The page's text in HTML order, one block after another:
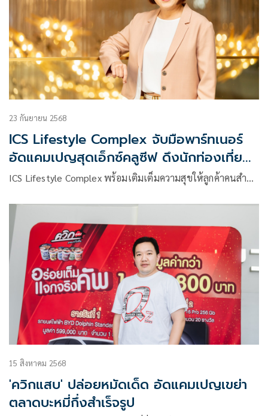
23 กันยายน 2568
ICS Lifestyle Complex จับมือพาร์ทเนอร์
อัดแคมเปญสุดเอ็กซ์คลูซีฟ ดึงนักท่องเที่ยว
ไทย-ต่างชาติเข้าใช้บริการ
ICS Lifestyle Complex พร้อมเติมเต็มความสุขให้ลูกค้าคนสำ…
15 สิงหาคม 2568
'ควิกแสบ' ปล่อยหมัดเด็ด อัดแคมเปญเขย่า
ตลาดบะหมี่กึ่งสำเร็จรูป